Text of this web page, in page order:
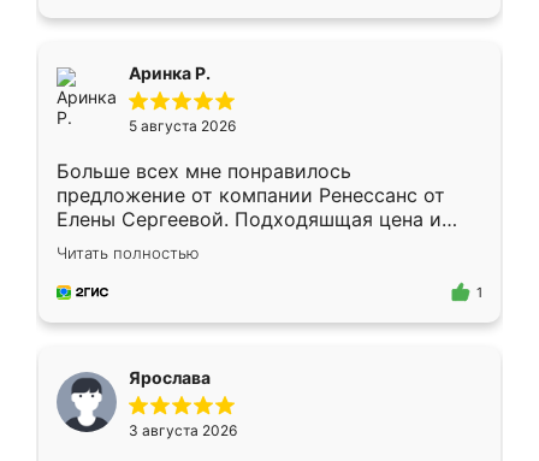
Аринка Р.
5 августа 2026
Больше всех мне понравилось
предложение от компании Ренессанс от
Елены Сергеевой. Подходяшщая цена и
короткие сроки изготовления. Приехавший
для замера сотрудник Владислав
предложил по моему эскизу самый
Читать полностью
1
Ярослава
3 августа 2026